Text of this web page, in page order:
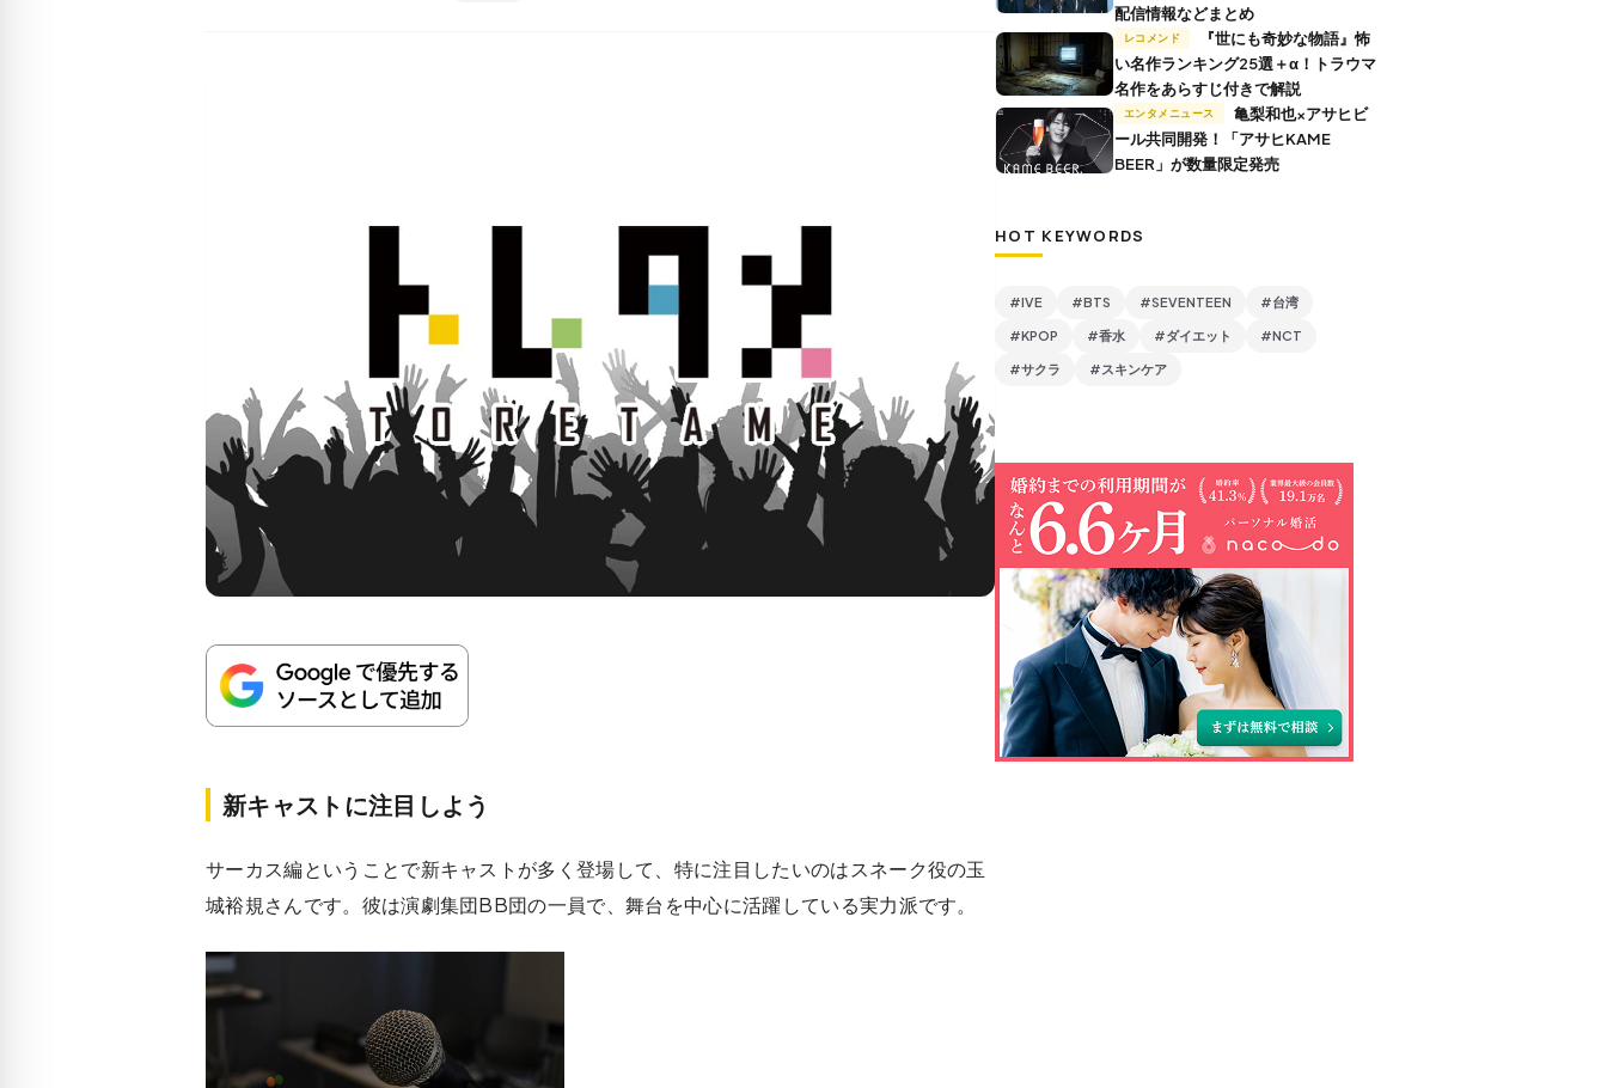
新キャストに注目しよう
サーカス編ということで新キャストが多く登場して、特に注目したいのはスネーク役の玉
城裕規さんです。彼は演劇集団BB団の一員で、舞台を中心に活躍している実力派です。
配信情報などまとめ
レコメンド
い名作ランキング25選＋α！トラウマ
名作をあらすじ付きで解説
エンタメニュース
ール共同開発！「アサヒKAME
BEER」が数量限定発売
HOT KEYWORDS
#IVE #BTS #SEVENTEEN #台湾
#KPOP #香水 #ダイエット #NCT
#サクラ #スキンケア